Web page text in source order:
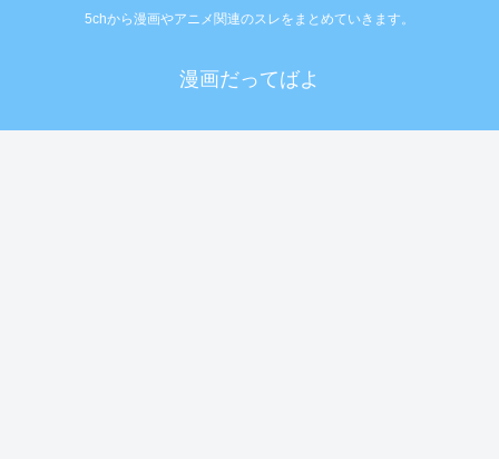
5chから漫画やアニメ関連のスレをまとめていきます。
漫画だってばよ